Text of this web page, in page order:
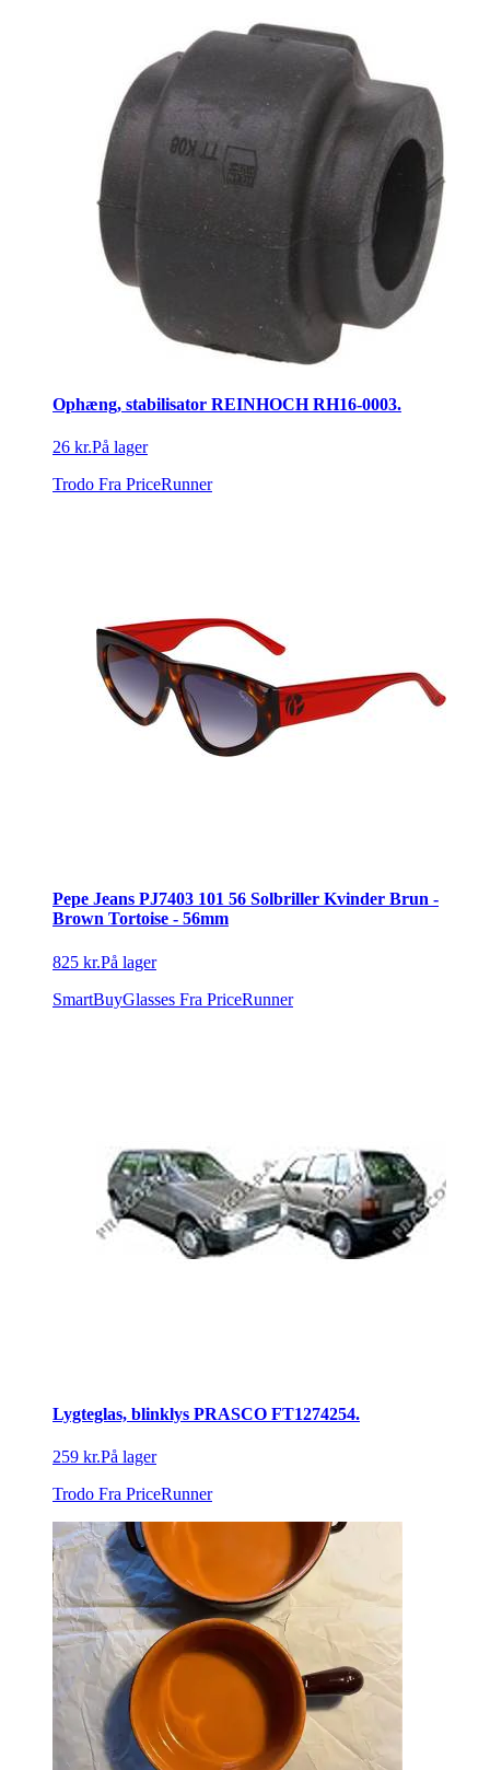
Ophæng, stabilisator REINHOCH RH16-0003.
26 kr.På lager
Trodo Fra PriceRunner
Pepe Jeans PJ7403 101 56 Solbriller Kvinder Brun -
Brown Tortoise - 56mm
825 kr.På lager
SmartBuyGlasses Fra PriceRunner
Lygteglas, blinklys PRASCO FT1274254.
259 kr.På lager
Trodo Fra PriceRunner